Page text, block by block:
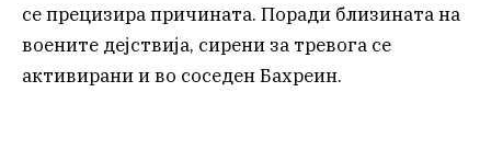
се прецизира причината. Поради близината на
воените дејствија, сирени за тревога се
активирани и во соседен Бахреин.